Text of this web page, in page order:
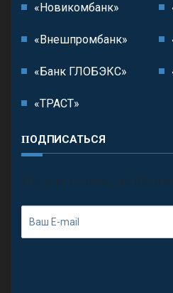
«Новикомбанк»
«Внешпромбанк»
«Банк ГЛОБЭКС»
«ТРАСТ»
ПОДПИСАТЬСЯ
П олучить последние